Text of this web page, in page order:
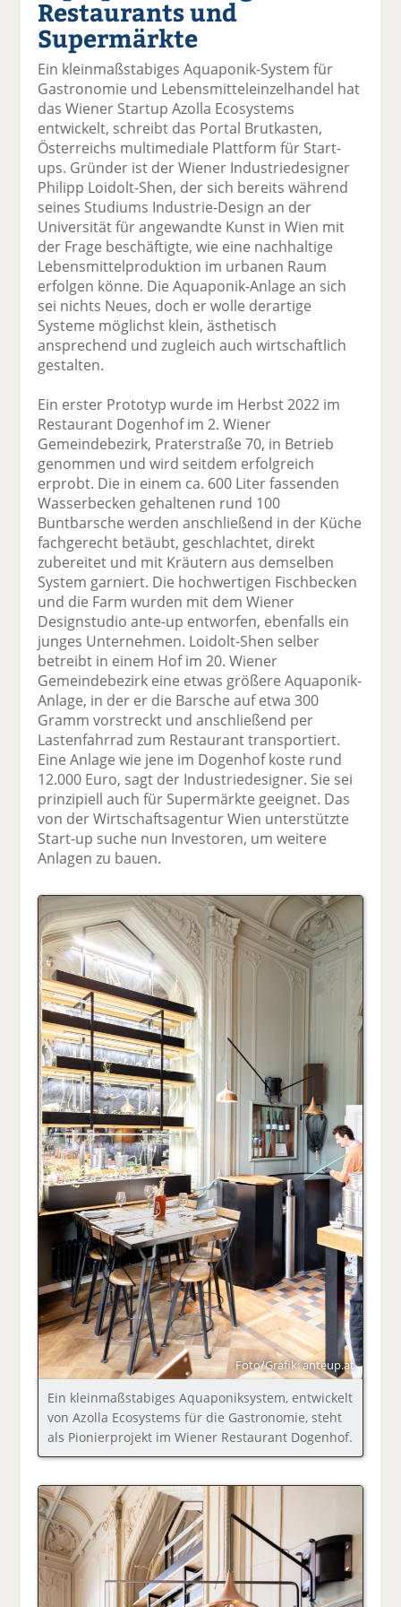
F
ac
e
b
o
o
k
te
il
e
n
tt
er
n
Li
n
e
di
n
te
il
e
n
E
m
v
er
se
d
e
e
Restaurants und
Supermärkte
Ein kleinmaßstabiges Aquaponik-System für
Gastronomie und Lebensmitteleinzelhandel hat
das Wiener Startup Azolla Ecosystems
entwickelt, schreibt das Portal Brutkasten,
Österreichs multimediale Plattform für Start-
ups. Gründer ist der Wiener Industriedesigner
Philipp Loidolt-Shen, der sich bereits während
seines Studiums Industrie-Design an der
Universität für angewandte Kunst in Wien mit
der Frage beschäftigte, wie eine nachhaltige
Lebensmittelproduktion im urbanen Raum
erfolgen könne. Die Aquaponik-Anlage an sich
sei nichts Neues, doch er wolle derartige
Systeme möglichst klein, ästhetisch
ansprechend und zugleich auch wirtschaftlich
gestalten.
Ein erster Prototyp wurde im Herbst 2022 im
Restaurant Dogenhof im 2. Wiener
Gemeindebezirk, Praterstraße 70, in Betrieb
genommen und wird seitdem erfolgreich
erprobt. Die in einem ca. 600 Liter fassenden
Wasserbecken gehaltenen rund 100
Buntbarsche werden anschließend in der Küche
fachgerecht betäubt, geschlachtet, direkt
zubereitet und mit Kräutern aus demselben
System garniert. Die hochwertigen Fischbecken
und die Farm wurden mit dem Wiener
Designstudio ante-up entworfen, ebenfalls ein
junges Unternehmen. Loidolt-Shen selber
betreibt in einem Hof im 20. Wiener
Gemeindebezirk eine etwas größere Aquaponik-
Anlage, in der er die Barsche auf etwa 300
Gramm vorstreckt und anschließend per
Lastenfahrrad zum Restaurant transportiert.
Eine Anlage wie jene im Dogenhof koste rund
12.000 Euro, sagt der Industriedesigner. Sie sei
prinzipiell auch für Supermärkte geeignet. Das
von der Wirtschaftsagentur Wien unterstützte
Start-up suche nun Investoren, um weitere
Anlagen zu bauen.
Foto/Grafik: anteup.at
Ein kleinmaßstabiges Aquaponiksystem, entwickelt
von Azolla Ecosystems für die Gastronomie, steht
als Pionierprojekt im Wiener Restaurant Dogenhof.